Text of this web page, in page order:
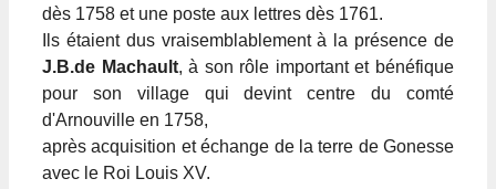
dès 1758 et une poste aux lettres dès 1761.
Ils étaient dus vraisemblablement à la présence de
J.B.de Machault, à son rôle important et bénéfique
pour son village qui devint centre du comté
d'Arnouville en 1758,
après acquisition et échange de la terre de Gonesse
avec le Roi Louis XV.